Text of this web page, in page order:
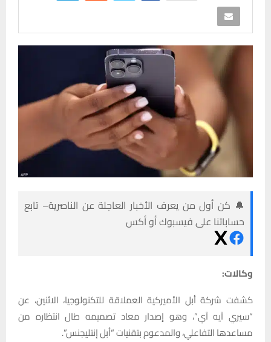
🔔 كن أول من يعرف الأخبار العاجلة عن الناصرية– تابع
حساباتنا على فيسبوك أو أكس
وكالات:
كشفت شركة أبل الأميركية العملاقة للتكنولوجيا، الاثنين، عن
“سيري آيه آي”، وهو إصدار معاد تصميمه طال انتظاره من
مساعدها التفاعلي، والمدعوم بتقنيات “أبل إنتليجنس”.